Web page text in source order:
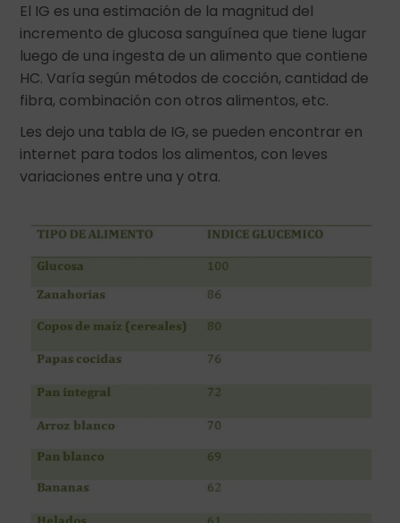
El IG es una estimación de la magnitud del
incremento de glucosa sanguínea que tiene lugar
luego de una ingesta de un alimento que contiene
HC. Varía según métodos de cocción, cantidad de
fibra, combinación con otros alimentos, etc.
Les dejo una tabla de IG, se pueden encontrar en
internet para todos los alimentos, con leves
variaciones entre una y otra.